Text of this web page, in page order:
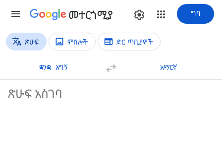
መተርጎሚያ ግባ
የትርጉም አይነቶች
ጽሁፍ ምስሎች ድር ጣቢያዎች
ቋንቋ  አግኝ
አማርኛ